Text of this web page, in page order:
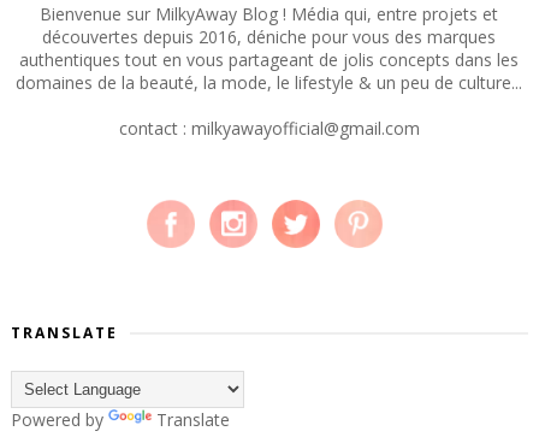
Bienvenue sur MilkyAway Blog ! Média qui, entre projets et
découvertes depuis 2016, déniche pour vous des marques
authentiques tout en vous partageant de jolis concepts dans les
domaines de la beauté, la mode, le lifestyle & un peu de culture...
contact : milkyawayofficial@gmail.com
TRANSLATE
Powered by Translate